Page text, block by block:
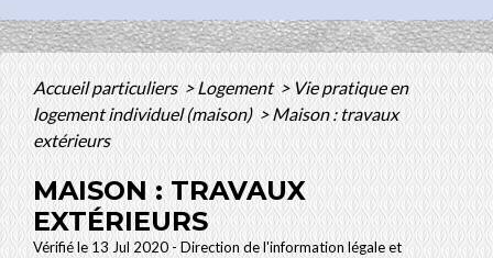
Accueil particuliers> Logement>Vie pratique en
logement individuel (maison) > Maison : travaux
extérieurs
MAISON : TRAVAUX
EXTÉRIEURS
Vérifié le 13 Jul 2020 - Direction de l'information légale et